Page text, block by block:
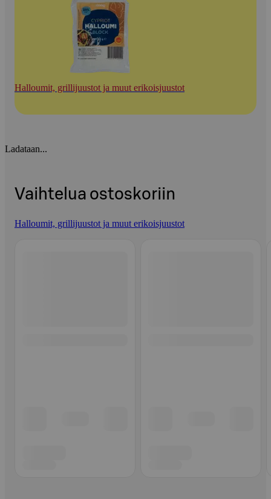
Halloumit, grillijuustot ja muut erikoisjuustot
Ladataan...
Vaihtelua ostoskoriin
Halloumit, grillijuustot ja muut erikoisjuustot